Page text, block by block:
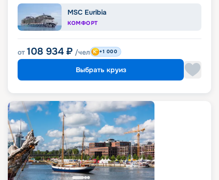
MSC Euribia
КОМФОРТ
от 108 934 ₽ /чел +1 000
Выбрать круиз